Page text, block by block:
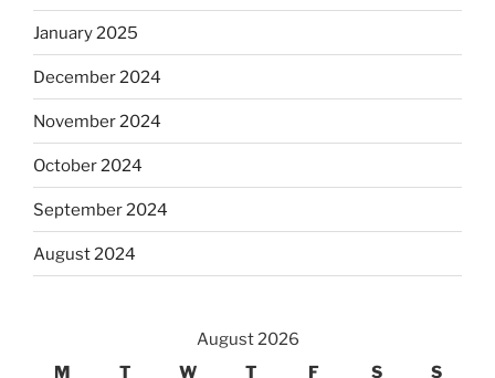
January 2025
December 2024
November 2024
October 2024
September 2024
August 2024
August 2026
M
T W T F S S